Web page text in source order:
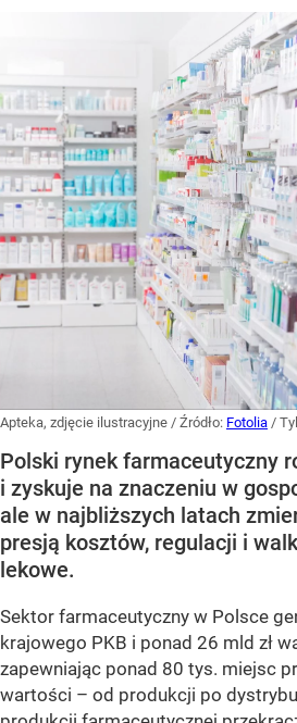
Apteka, zdjęcie ilustracyjne / Źródło: Fotolia /
Polski rynek farmaceutyczny
i zyskuje na znaczeniu w
ale w najbliższych latach
presją kosztów, regulacji i
lekowe.
Sektor farmaceutyczny w Polsce
krajowego PKB i ponad 26 mld zł
zapewniając ponad 80 tys. miejsc
wartości – od produkcji po